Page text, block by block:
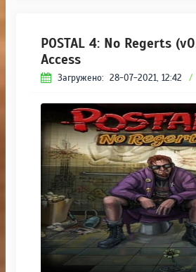
POSTAL 4: No Regerts
Access
Загружено: 28-07-2021, 12:42 /